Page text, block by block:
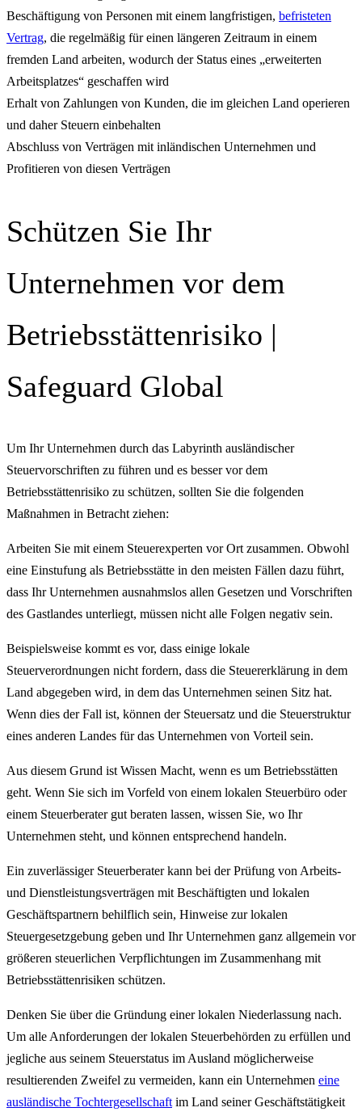
Beschäftigung von Personen mit einem langfristigen, befristeten
Vertrag, die regelmäßig für einen längeren Zeitraum in einem
fremden Land arbeiten, wodurch der Status eines „erweiterten
Arbeitsplatzes“ geschaffen wird
Erhalt von Zahlungen von Kunden, die im gleichen Land operieren
und daher Steuern einbehalten
Abschluss von Verträgen mit inländischen Unternehmen und
Profitieren von diesen Verträgen
Schützen Sie Ihr
Unternehmen vor dem
Betriebsstättenrisiko |
Safeguard Global
Um Ihr Unternehmen durch das Labyrinth ausländischer
Steuervorschriften zu führen und es besser vor dem
Betriebsstättenrisiko zu schützen, sollten Sie die folgenden
Maßnahmen in Betracht ziehen:
Arbeiten Sie mit einem Steuerexperten vor Ort zusammen. Obwohl
eine Einstufung als Betriebsstätte in den meisten Fällen dazu führt,
dass Ihr Unternehmen ausnahmslos allen Gesetzen und Vorschriften
des Gastlandes unterliegt, müssen nicht alle Folgen negativ sein.
Beispielsweise kommt es vor, dass einige lokale
Steuerverordnungen nicht fordern, dass die Steuererklärung in dem
Land abgegeben wird, in dem das Unternehmen seinen Sitz hat.
Wenn dies der Fall ist, können der Steuersatz und die Steuerstruktur
eines anderen Landes für das Unternehmen von Vorteil sein.
Aus diesem Grund ist Wissen Macht, wenn es um Betriebsstätten
geht. Wenn Sie sich im Vorfeld von einem lokalen Steuerbüro oder
einem Steuerberater gut beraten lassen, wissen Sie, wo Ihr
Unternehmen steht, und können entsprechend handeln.
Ein zuverlässiger Steuerberater kann bei der Prüfung von Arbeits-
und Dienstleistungsverträgen mit Beschäftigten und lokalen
Geschäftspartnern behilflich sein, Hinweise zur lokalen
Steuergesetzgebung geben und Ihr Unternehmen ganz allgemein vor
größeren steuerlichen Verpflichtungen im Zusammenhang mit
Betriebsstättenrisiken schützen.
Denken Sie über die Gründung einer lokalen Niederlassung nach.
Um alle Anforderungen der lokalen Steuerbehörden zu erfüllen und
jegliche aus seinem Steuerstatus im Ausland möglicherweise
resultierenden Zweifel zu vermeiden, kann ein Unternehmen eine
ausländische Tochtergesellschaft im Land seiner Geschäftstätigkeit